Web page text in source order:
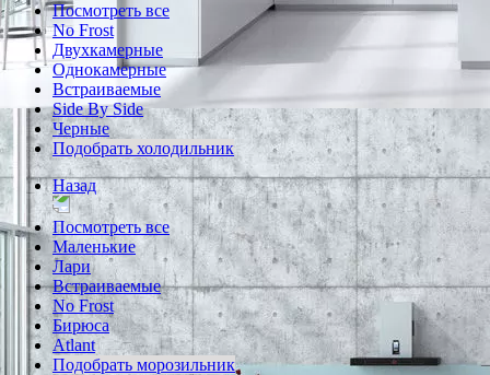
Посмотреть все
No Frost
Двухкамерные
Однокамерные
Встраиваемые
Side By Side
Черные
Подобрать холодильник
Назад
Посмотреть все
Маленькие
Лари
Встраиваемые
No Frost
Бирюса
Atlant
Подобрать морозильник